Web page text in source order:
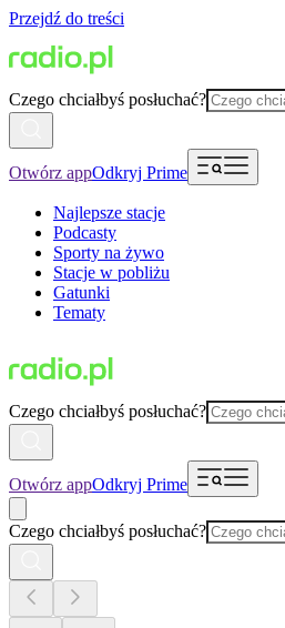
Przejdź do treści
Czego chciałbyś posłuchać?
Otwórz appOdkryj Prime
Najlepsze stacje
Podcasty
Sporty na żywo
Stacje w pobliżu
Gatunki
Tematy
Czego chciałbyś posłuchać?
Otwórz appOdkryj Prime
Czego chciałbyś posłuchać?